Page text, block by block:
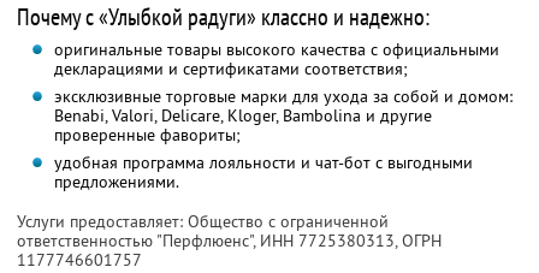
Почему с «Улыбкой радуги» классно и надежно:
оригинальные товары высокого качества с официальными
декларациями и сертификатами соответствия;
эксклюзивные торговые марки для ухода за собой и домом:
Benabi, Valori, Delicare, Kloger, Bambolina и другие
проверенные фавориты;
удобная программа лояльности и чат-бот с выгодными
предложениями.
Услуги предоставляет: Общество с ограниченной
ответственностью "Перфлюенс", ИНН 7725380313, ОГРН
1177746601757